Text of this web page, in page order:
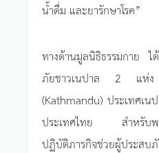
น้ำดื่ม และยารักษาโรค”
ทางด้านมูลนิธิธรรมกาย ไ
ภัยชาวเนปาล 2 แห่
(Kathmandu) ประเทศเน
ประเทศไทย สำหรับพร
ปฏิบัติภารกิจช่วยผู้ประสบ